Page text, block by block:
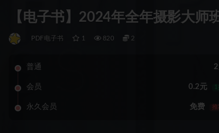
【电子书】2024年全年摄影大
PDF电子书 1 820 2
普通
会员 0.2元 1
永久会员 免费 推